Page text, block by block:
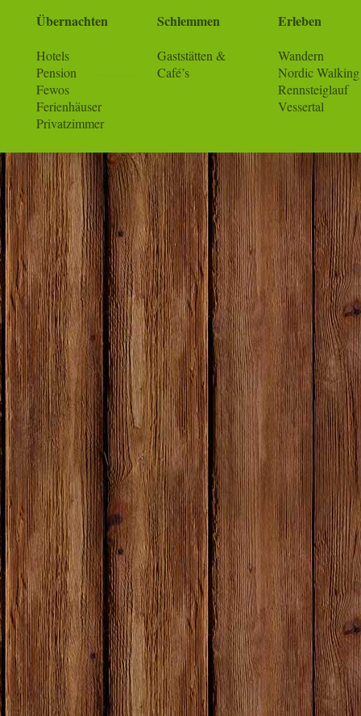
Übernachten
Hotels
Pension
Fewos
Ferienhäuser
Privatzimmer
Schlemmen
Gaststätten &
Café’s
Erleben
Wandern
Nordic Walking
Rennsteiglauf
Vessertal